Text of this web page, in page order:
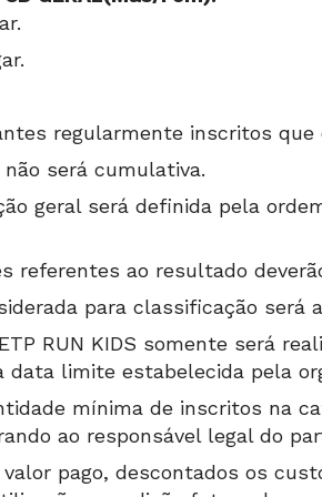
regularmente inscritos
não será cumulativa.
geral será definida pela
referentes ao resultado
para classificação
RUN KIDS somente será
data limite estabelecida pela
mínima de inscritos na
ao responsável legal do
pago, descontados os